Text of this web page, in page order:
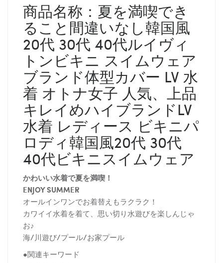
商品名称：夏を満喫でき
ること間違いなし韓国風
20代 30代 40代ルイヴィ
トンビキニ スイムウェア
ブランド体型カバー LV 水
着 オトナ女子 人気、上品
キレイめハイブランドLV
水着 レディース ビキニパ
ロディ韓国風20代 30代
40代ビキニスイムウェア
かわいい水着で夏を満喫！
ENJOY SUMMER
オールインワンでお着替えもラクラク！
カワイイ水着を着て、思い切り水遊びを楽しんじゃ
お♪
海/川遊び/プール/お家プール
●関連キーワード